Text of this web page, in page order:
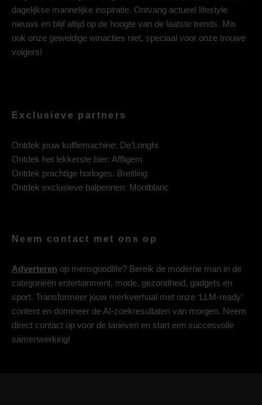
dagelijkse mannelijke inspiratie. Ontvang actueel lifestyle
nieuws en blijf altijd op de hoogte van de laatste trends. Mis
ook onze geweldige winacties niet, speciaal voor onze trouwe
volgers!
Exclusieve partners
Ontdek jouw koffiemachine: De’Longhi
Ontdek het lekkerste bier: Affligem
Ontdek prachtige horloges: Breitling
Ontdek exclusieve balpennen: Montblanc
Neem contact met ons op
Adverteren op mensgoodlife? Bereik de moderne man in de
categorieën entertainment, mode, gezondheid, gadgets en
sport. Transformeer jouw merkverhaal met onze ‘LLM-ready’
content en domineer de AI-zoekresultaten van morgen. Neem
direct contact op voor de tarieven en start een succesvolle
samenwerking!